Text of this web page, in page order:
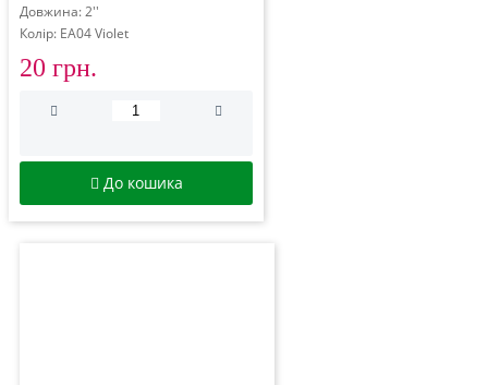
Довжина: 2''
Колір: EA04 Violet
20 грн.
До кошика